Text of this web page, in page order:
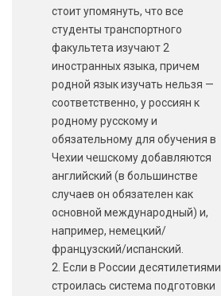
стоит упомянуть, что все
студенты транспортного
факультета изучают 2
иностранных языка, причем
родной язык изучать нельзя —
соответственно, у россиян к
родному русскому и
обязательному для обучения в
Чехии чешскому добавляются
английский (в большинстве
случаев он обязателен как
основной международный) и,
например, немецкий/
французский/испанский.
2. Если в России десятилетиями
строилась система подготовки